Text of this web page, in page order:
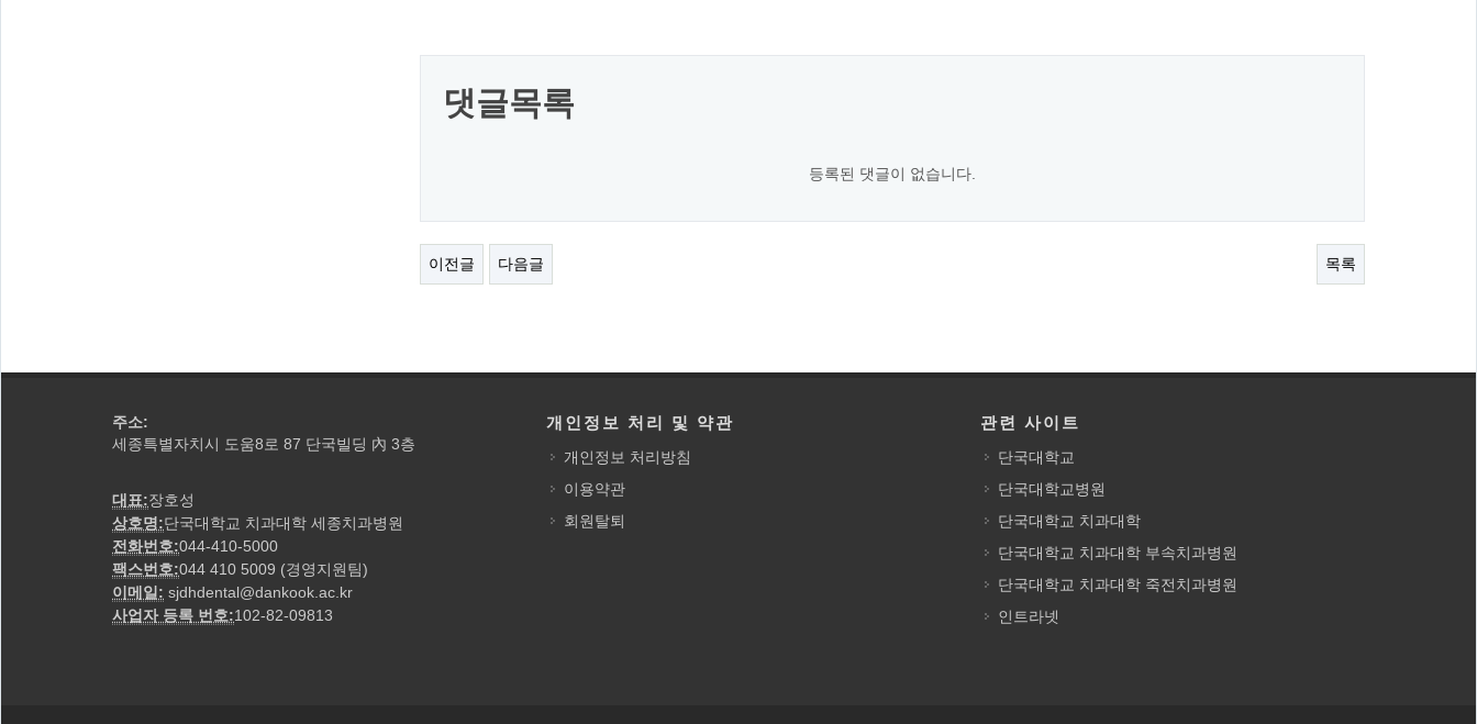
댓글목록
등록된 댓글이 없습니다.
이전글 다음글 목록
주소:
세종특별자치시 도움8로 87 단국빌딩 內 3층
대표:장호성
상호명:단국대학교 치과대학 세종치과병원
전화번호:044-410-5000
팩스번호:044 410 5009 (경영지원팀)
이메일: sjdhdental@dankook.ac.kr
사업자 등록 번호:102-82-09813
개인정보 처리 및 약관
개인정보 처리방침
이용약관
회원탈퇴
관련 사이트
단국대학교
단국대학교병원
단국대학교 치과대학
단국대학교 치과대학 부속치과병원
단국대학교 치과대학 죽전치과병원
인트라넷